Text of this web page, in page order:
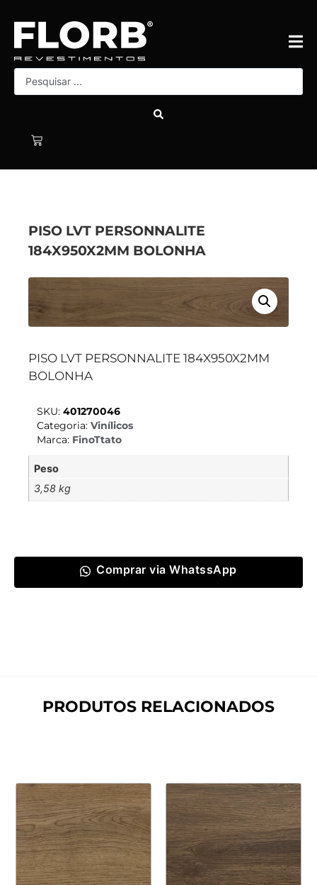
PISO LVT PERSONNALITE
184X950X2MM BOLONHA
PISO LVT PERSONNALITE 184X950X2MM
BOLONHA
SKU: 401270046
Categoria: Vinílicos
Marca: FinoTtato
Peso
3,58 kg
Comprar via WhatssApp
PRODUTOS RELACIONADOS